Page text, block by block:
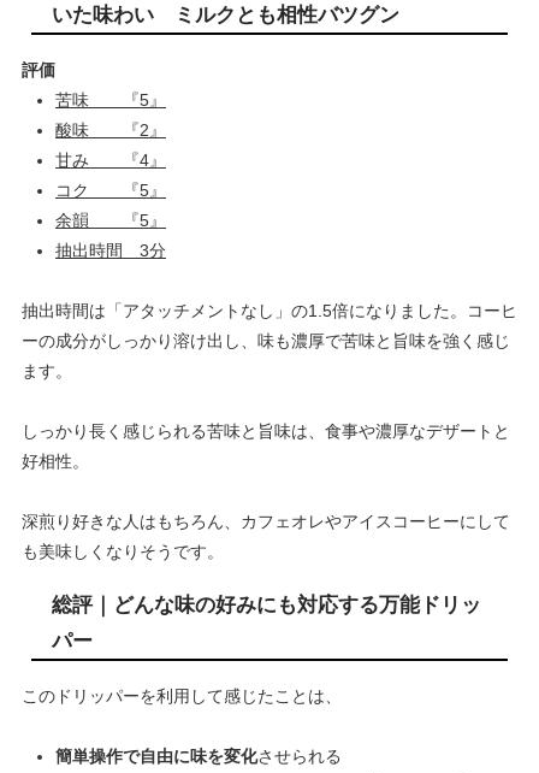
いた味わい ミルクとも相性バツグン
評価
苦味 『5』
酸味 『2』
甘み 『4』
コク 『5』
余韻 『5』
抽出時間 3分
抽出時間は「アタッチメントなし」の1.5倍になりました。コーヒ
ーの成分がしっかり溶け出し、味も濃厚で苦味と旨味を強く感じ
ます。
しっかり長く感じられる苦味と旨味は、食事や濃厚なデザートと
好相性。
深煎り好きな人はもちろん、カフェオレやアイスコーヒーにして
も美味しくなりそうです。
総評｜どんな味の好みにも対応する万能ドリッ
パー
このドリッパーを利用して感じたことは、
簡単操作で自由に味を変化させられる